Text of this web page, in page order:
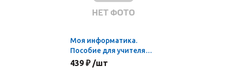
Моя информатика.
Пособие для учителя
начальной школы
439 ₽ /шт